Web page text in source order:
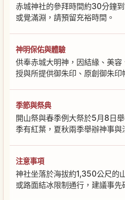
赤城神社的參拜時間約30分鐘
或覺滿淵，請預留充裕時間。
神明保佑與體驗
供奉赤城大明神，因結緣、美容
授與所提供御朱印、原創御朱印
季節與祭典
開山祭與春季例大祭於5月8日
季有紅葉，夏秋兩季舉辦神事與
注意事項
神社坐落於海拔約1,350公尺的
或路面結冰限制通行，建議事先